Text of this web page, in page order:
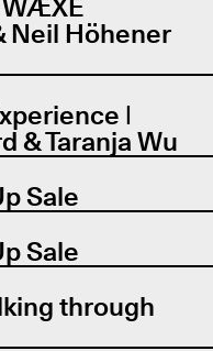
Neil Höhener
|
& Taranja Wu
Sale
Sale
through